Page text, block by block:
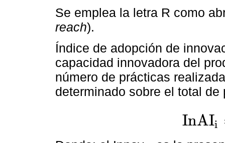
Se emplea la letra R como
reach).
Índice de adopción de
capacidad innovadora del
número de prácticas
determinado sobre el total
InAIi
InAIi=∑j=1n n